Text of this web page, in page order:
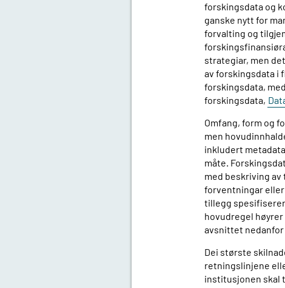
forskingsdata og
ganske nytt for
forvalting og
strategiar, men
av forskingsdata i
forskingsdata,
forskingsdata,
Omfang, form og
men
inkludert
måte.
med beskriving
forventningar
tillegg
hovudregel
avsnittet
Dei største
retningslinjene
institusjonen skal